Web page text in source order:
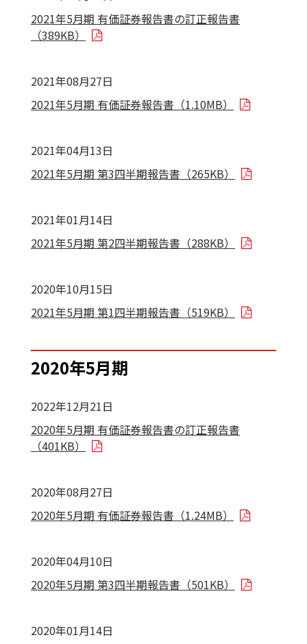
2021年5月期 有価証券報告書の訂正報告書
（389KB）
2021年08月27日
2021年5月期 有価証券報告書（1.10MB）
2021年04月13日
2021年5月期 第3四半期報告書（265KB）
2021年01月14日
2021年5月期 第2四半期報告書（288KB）
2020年10月15日
2021年5月期 第1四半期報告書（519KB）
2020年5月期
2022年12月21日
2020年5月期 有価証券報告書の訂正報告書
（401KB）
2020年08月27日
2020年5月期 有価証券報告書（1.24MB）
2020年04月10日
2020年5月期 第3四半期報告書（501KB）
2020年01月14日